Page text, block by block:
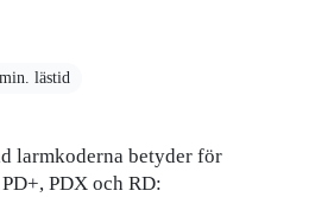
lästid
larmkoderna betyder för
PDX och RD: